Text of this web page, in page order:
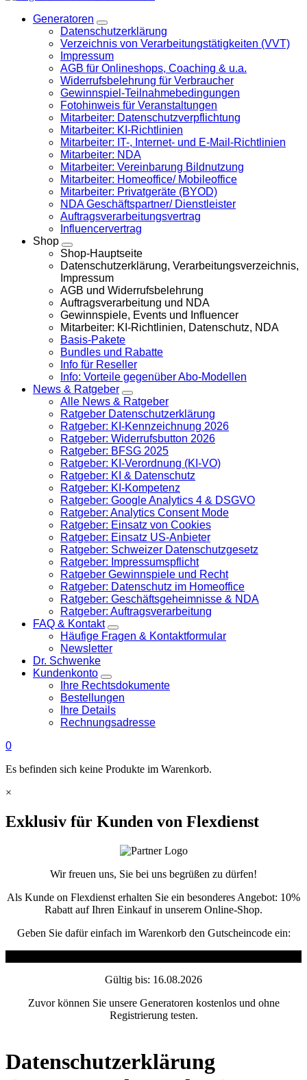
Generatoren
Datenschutzerklärung
Verzeichnis von Verarbeitungstätigkeiten (VVT)
Impressum
AGB für Onlineshops, Coaching & u.a.
Widerrufsbelehrung für Verbraucher
Gewinnspiel-Teilnahmebedingungen
Fotohinweis für Veranstaltungen
Mitarbeiter: Datenschutzverpflichtung
Mitarbeiter: KI-Richtlinien
Mitarbeiter: IT-, Internet- und E-Mail-Richtlinien
Mitarbeiter: NDA
Mitarbeiter: Vereinbarung Bildnutzung
Mitarbeiter: Homeoffice/ Mobileoffice
Mitarbeiter: Privatgeräte (BYOD)
NDA Geschäftspartner/ Dienstleister
Auftragsverarbeitungsvertrag
Influencervertrag
Shop
Shop-Hauptseite
Datenschutzerklärung, Verarbeitungsverzeichnis,
Impressum
AGB und Widerrufsbelehrung
Auftragsverarbeitung und NDA
Gewinnspiele, Events und Influencer
Mitarbeiter: KI-Richtlinien, Datenschutz, NDA
Basis-Pakete
Bundles und Rabatte
Info für Reseller
Info: Vorteile gegenüber Abo-Modellen
News & Ratgeber
Alle News & Ratgeber
Ratgeber Datenschutzerklärung
Ratgeber: KI-Kennzeichnung 2026
Ratgeber: Widerrufsbutton 2026
Ratgeber: BFSG 2025
Ratgeber: KI-Verordnung (KI-VO)
Ratgeber: KI & Datenschutz
Ratgeber: KI-Kompetenz
Ratgeber: Google Analytics 4 & DSGVO
Ratgeber: Analytics Consent Mode
Ratgeber: Einsatz von Cookies
Ratgeber: Einsatz US-Anbieter
Ratgeber: Schweizer Datenschutzgesetz
Ratgeber: Impressumspflicht
Ratgeber Gewinnspiele und Recht
Ratgeber: Datenschutz im Homeoffice
Ratgeber: Geschäftsgeheimnisse & NDA
Ratgeber: Auftragsverarbeitung
FAQ & Kontakt
Häufige Fragen & Kontaktformular
Newsletter
Dr. Schwenke
Kundenkonto
Ihre Rechtsdokumente
Bestellungen
Ihre Details
Rechnungsadresse
0
Es befinden sich keine Produkte im Warenkorb.
×
Exklusiv für Kunden von Flexdienst
Wir freuen uns, Sie bei uns begrüßen zu dürfen!
Als Kunde on Flexdienst erhalten Sie ein besonderes Angebot: 10%
Rabatt auf Ihren Einkauf in unserem Online-Shop.
Geben Sie dafür einfach im Warenkorb den Gutscheincode ein:
Gültig bis: 16.08.2026
Zuvor können Sie unsere Generatoren kostenlos und ohne
Registrierung testen.
Datenschutzerklärung